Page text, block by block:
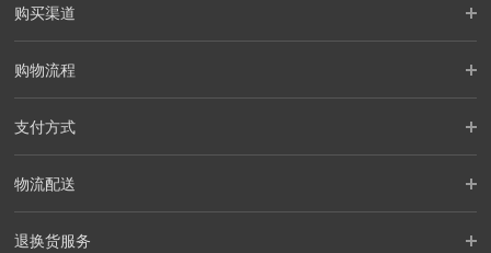
购买渠道
购物流程
支付方式
物流配送
退换货服务